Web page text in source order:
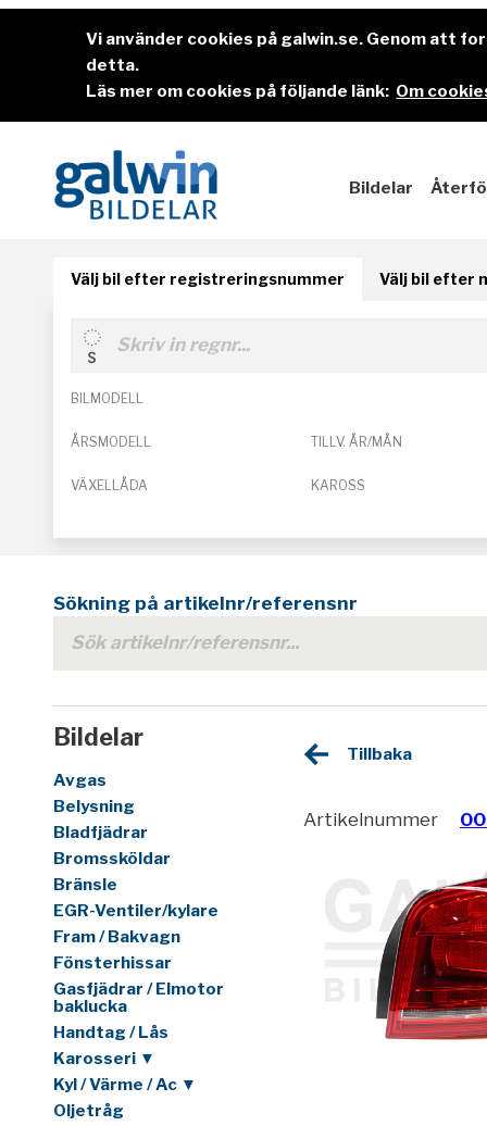
Vi använder cookies på galwin.se. Genom att
detta.
Läs mer om cookies på följande länk: Om
Bildelar
Välj bil efter registreringsnummer Välj bil efter
BILMODELL
ÅRSMODELL TILLV. ÅR/MÅN
VÄXELLÅDA KAROSS
Sökning på artikelnr/referensnr
Bildelar
Avgas
Belysning
Bladfjädrar
Bromssköldar
Bränsle
EGR-Ventiler/kylare
Fram / Bakvagn
Fönsterhissar
Gasfjädrar / Elmotor
baklucka
Handtag / Lås
Karosseri ▼
Kyl / Värme / Ac ▼
Oljetråg
Tillbaka
Artikelnummer